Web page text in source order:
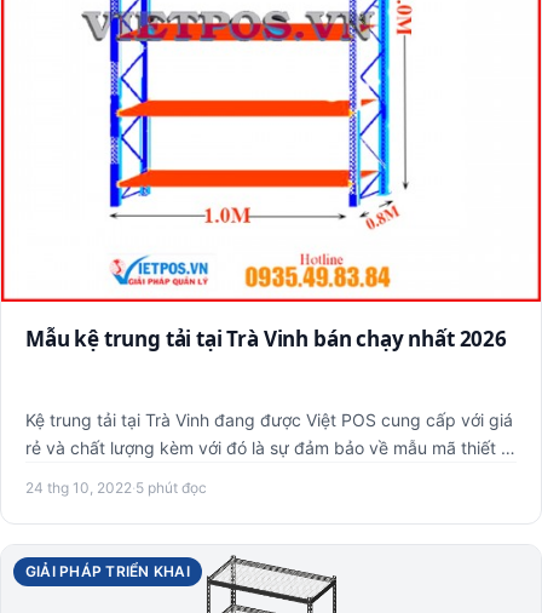
Mẫu kệ trung tải tại Trà Vinh bán chạy nhất 2026
Kệ trung tải tại Trà Vinh đang được Việt POS cung cấp với giá
rẻ và chất lượng kèm với đó là sự đảm bảo về mẫu mã thiết …
24 thg 10, 2022·5 phút đọc
GIẢI PHÁP TRIỂN KHAI